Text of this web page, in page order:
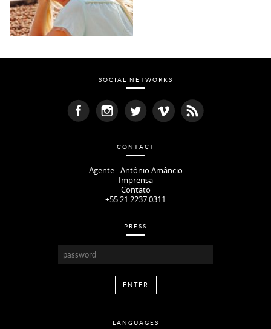
SOCIAL NETWORKS
CONTACT
Agente - Antônio Amâncio
Imprensa
Contato
+55 21 2237 0311
PRESS
LANGUAGES